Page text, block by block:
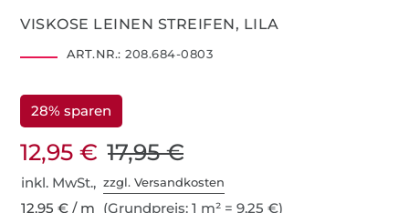
VISKOSE LEINEN STREIFEN, LILA
ART.NR.: 208.684-0803
28% sparen
12,95 € 17,95 €
inkl. MwSt.,zzgl. Versandkosten
12,95 € / m (Grundpreis: 1 m² = 9,25 €)